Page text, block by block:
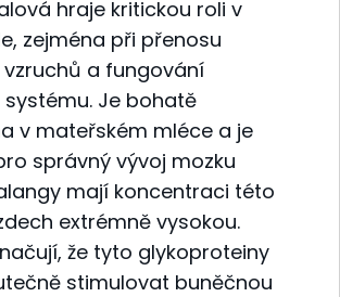
hraje kritickou roli v
zejména při přenosu
a fungování
Je bohatě
v mateřském mléce a je
správný vývoj mozku
mají koncentraci této
extrémně vysokou.
že tyto glykoproteiny
stimulovat buněčnou